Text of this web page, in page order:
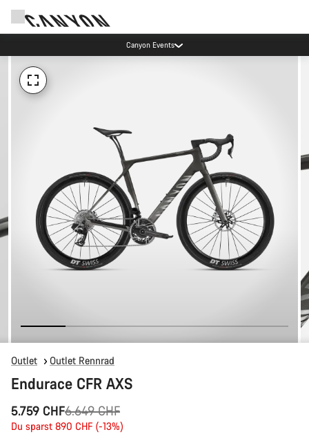
Canyon Events
Outlet Outlet Rennrad
Endurace CFR AXS
5.759 CHF
Ursprungspreis6.649 CHF
Du sparst 890 CHF (-13%)